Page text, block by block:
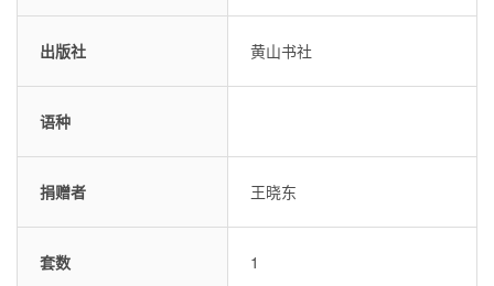
出版社 黄山书社
语种
捐赠者 王晓东
套数 1